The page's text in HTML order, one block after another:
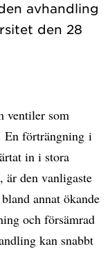
avhandling
den 28
ventiler som
En förträngning i
in i stora
är den vanligaste
annat ökande
och försämrad
kan snabbt